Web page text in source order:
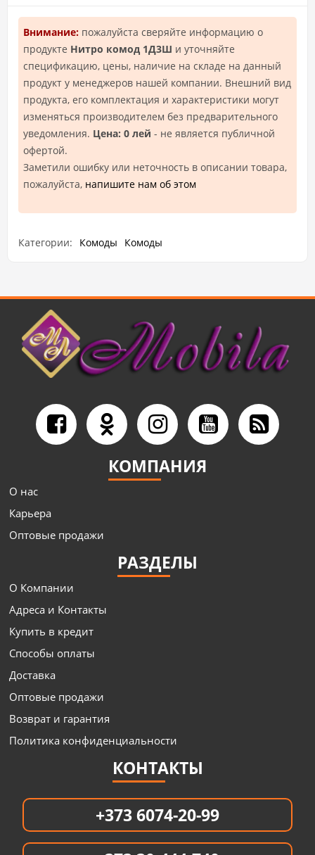
Внимание: пожалуйста сверяйте информацию о
продукте Нитро комод 1Д3Ш и уточняйте
спецификацию, цены, наличие на складе на данный
продукт у менеджеров нашей компании. Внешний вид
продукта, его комплектация и характеристики могут
изменяться производителем без предварительного
уведомления. Цена: 0 лей - не является публичной
офертой.
Заметили ошибку или неточность в описании товара,
пожалуйста, напишите нам об этом
Категории: Комоды Комоды
КОМПАНИЯ
О нас
Карьера
Оптовые продажи
РАЗДЕЛЫ
О Компании
Адреса и Контакты
Купить в кредит
Способы оплаты
Доставка
Оптовые продажи
Возврат и гарантия
Политика конфиденциальности
КОНТАКТЫ
+373 6074-20-99